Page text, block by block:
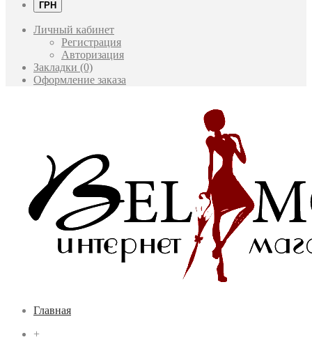
ГРН
Личный кабинет
Регистрация
Авторизация
Закладки (0)
Оформление заказа
Главная
+